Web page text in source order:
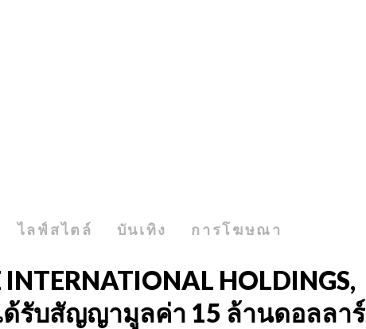
ไลฟ์สไตล์ บันเทิง การโฆษณา
INTERNATIONAL HOLDINGS,
ด้รับสัญญามูลค่า 15 ล้านดอลลาร์